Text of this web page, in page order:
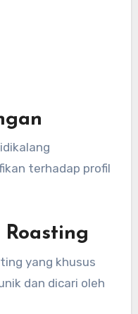
terhadap profil
yang khusus
dan dicari oleh